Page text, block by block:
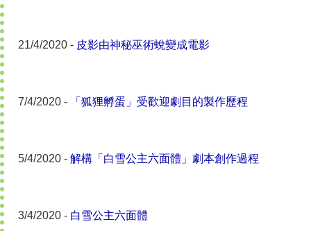
21/4/2020 - 皮影由神秘巫術蛻變成電影
7/4/2020 - 「狐狸孵蛋」受歡迎劇目的製作歷程
5/4/2020 - 解構「白雪公主六面體」劇本創作過程
3/4/2020 - 白雪公主六面體